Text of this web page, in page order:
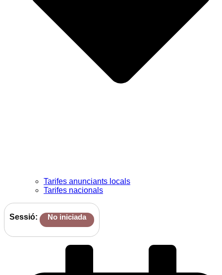
Tarifes anunciants locals
Tarifes nacionals
Sessió: No iniciada